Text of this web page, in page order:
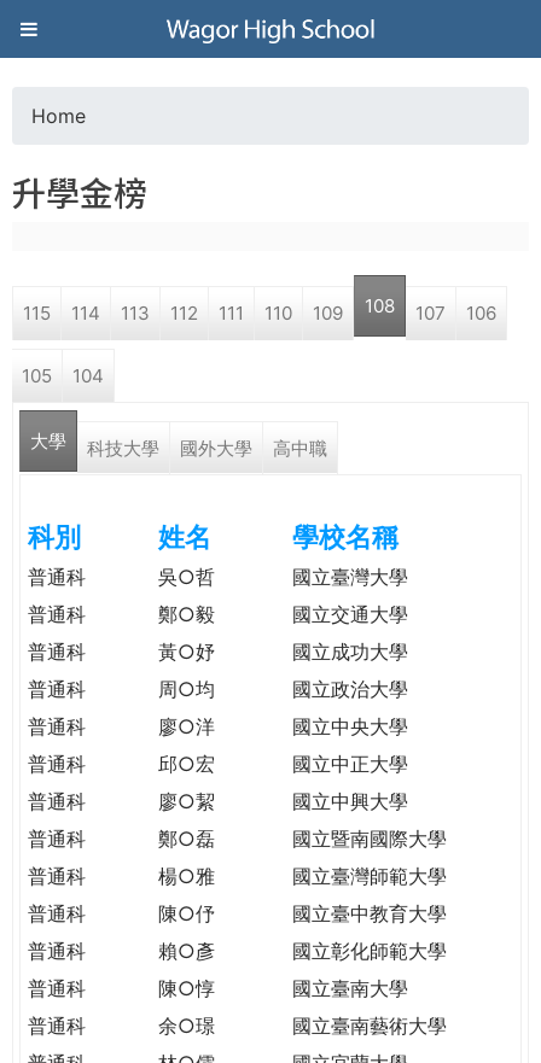
Jump to navigation
葳
格
高
學
格。
民。
WAGOR
TODAY
o
a
r
e
e
r
e
Home
升學金榜
115 114 113 112 111 110 109 108 107 106
105 104
大學 科技大學 國外大學 高中職
科別 姓名 學校名稱
普通科 吳○哲
國立臺灣大學
普通科
鄭○毅
國立交通大學
普通科
黃○妤
國立成功大學
普通科
周○均
國立政治大學
普通科
廖○洋
國立中央大學
普通科
邱○宏
國立中正大學
普通科
廖○絜
國立中興大學
普通科
鄭○磊
國立暨南國際大學
普通科
楊○雅
國立臺灣師範大學
普通科
陳○伃
國立臺中教育大學
普通科
賴○彥
國立彰化師範大學
普通科
陳○惇
國立臺南大學
普通科
余○璟
國立臺南藝術大學